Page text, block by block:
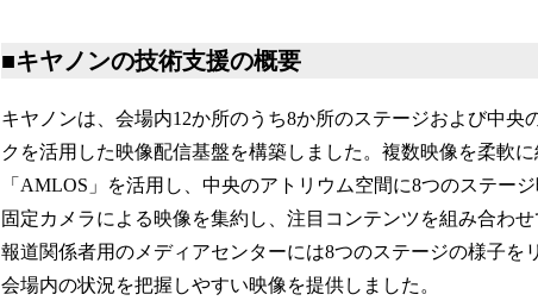
■キヤノンの技術支援の概要
キヤノンは、会場内12か所のうち8か所のステージおよび中央
クを活用した映像配信基盤を構築しました。複数映像を柔軟
「AMLOS」を活用し、中央のアトリウム空間に8つのステー
固定カメラによる映像を集約し、注目コンテンツを組み合わ
報道関係者用のメディアセンターには8つのステージの様子を
会場内の状況を把握しやすい映像を提供しました。